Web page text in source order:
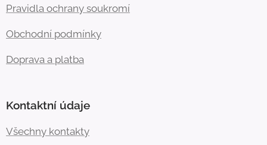
Pravidla ochrany soukromí
Obchodní podmínky
Doprava a platba
Kontaktní údaje
Všechny kontakty